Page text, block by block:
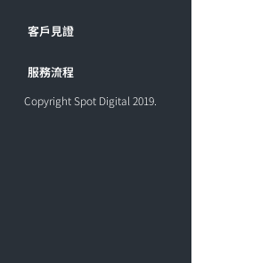
客戶見證
服務流程
Copyright Spot Digital 2019.